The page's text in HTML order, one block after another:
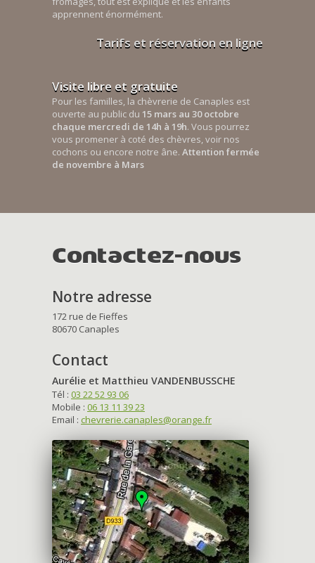
apprennent énormément.
Tarifs et réservation en ligne
Visite libre et gratuite
Pour les familles, la chèvrerie de Canaples est
ouverte au public du 15 mars au 30 octobre
chaque mercredi de 14h à 19h. Vous pourrez
vous promener à coté des chèvres, voir nos
cochons ou encore notre âne. Attention fermée
de novembre à Mars
Contactez-nous
Notre adresse
172 rue de Fieffes
80670 Canaples
Contact
Aurélie et Matthieu VANDENBUSSCHE
Tél : 03 22 52 93 06
Mobile : 06 13 11 39 23
Email : chevrerie.canaples@orange.fr